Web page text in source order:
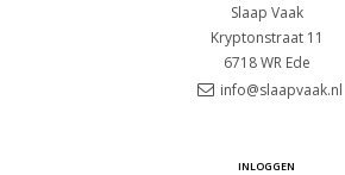
Slaap Vaak
Kryptonstraat 11
6718 WR Ede
info@slaapvaak.nl
INLOGGEN